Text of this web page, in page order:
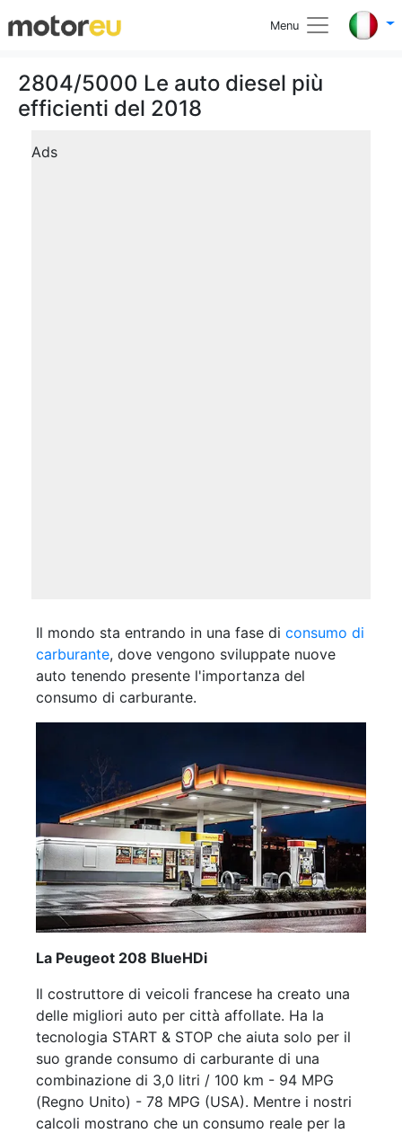
Menu
2804/5000 Le auto diesel più
efficienti del 2018
Ads
Il mondo sta entrando in una fase di consumo di
carburante, dove vengono sviluppate nuove
auto tenendo presente l'importanza del
consumo di carburante.
La Peugeot 208 BlueHDi
Il costruttore di veicoli francese ha creato una
delle migliori auto per città affollate. Ha la
tecnologia START & STOP che aiuta solo per il
suo grande consumo di carburante di una
combinazione di 3,0 litri / 100 km - 94 MPG
(Regno Unito) - 78 MPG (USA). Mentre i nostri
calcoli mostrano che un consumo reale per la